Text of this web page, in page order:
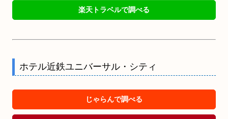
楽天トラベルで調べる
ホテル近鉄ユニバーサル・シティ
じゃらんで調べる